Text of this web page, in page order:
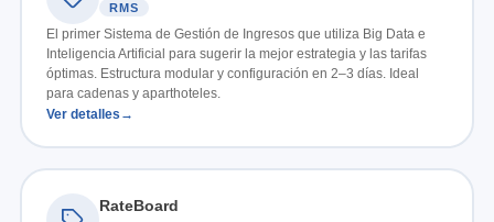
RMS
El primer Sistema de Gestión de Ingresos que utiliza Big Data e
Inteligencia Artificial para sugerir la mejor estrategia y las tarifas
óptimas. Estructura modular y configuración en 2–3 días. Ideal
para cadenas y aparthoteles.
Ver detalles
RateBoard